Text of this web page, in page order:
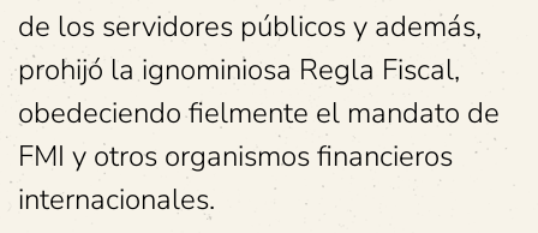
de los servidores públicos y además,
prohijó la ignominiosa Regla Fiscal,
obedeciendo fielmente el mandato de
FMI y otros organismos financieros
internacionales.